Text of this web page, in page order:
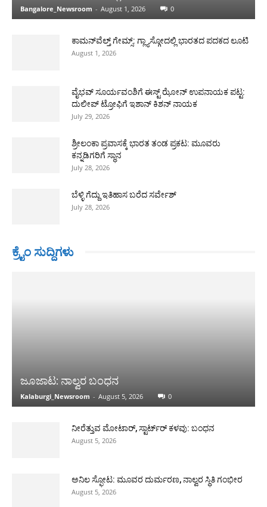
Bangalore_Newsroom - August 1, 2026 0
ಕಾಮನ್‌ವೆಲ್ತ್ ಗೇಮ್ಸ್: ಗ್ಲ್ಯಾಸ್ಗೋದಲ್ಲಿ ಭಾರತದ ಪದಕದ ಲೂಟಿ
August 1, 2026
ವೈಭವ್ ಸೂರ್ಯವಂಶಿಗೆ ಈಸ್ಟ್ ಝೋನ್ ಉಪನಾಯಕ ಪಟ್ಟ:
ದುಲೀಪ್ ಟ್ರೋಫಿಗೆ ಇಶಾನ್ ಕಿಶನ್ ನಾಯಕ
July 29, 2026
ಶ್ರೀಲಂಕಾ ಪ್ರವಾಸಕ್ಕೆ ಭಾರತ ತಂಡ ಪ್ರಕಟ: ಮೂವರು
ಕನ್ನಡಿಗರಿಗೆ ಸ್ಥಾನ
July 28, 2026
ಬೆಳ್ಳಿ ಗೆದ್ದು ಇತಿಹಾಸ ಬರೆದ ಸರ್ವೇಶ್
July 28, 2026
ಕ್ರೈಂ ಸುದ್ದಿಗಳು
ಜೂಜಾಟ: ನಾಲ್ವರ ಬಂಧನ
Kalaburgi_Newsroom - August 5, 2026 0
ನೀರೆತ್ತುವ ಮೋಟಾರ್, ಸ್ಟಾರ್ಟ್‍ರ್ ಕಳವು: ಬಂಧನ
August 5, 2026
ಅನಿಲ ಸ್ಫೋಟ: ಮೂವರ ದುರ್ಮರಣ, ನಾಲ್ವರ ಸ್ಥಿತಿ ಗಂಭೀರ
August 5, 2026